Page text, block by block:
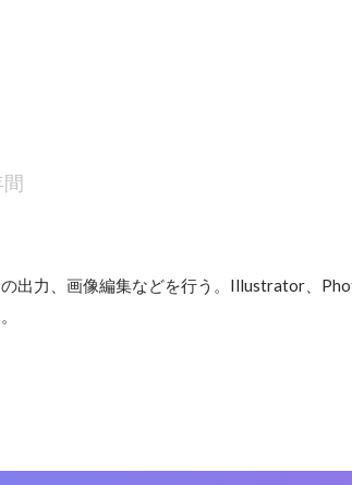
出力、画像編集などを行う。Illustrator、